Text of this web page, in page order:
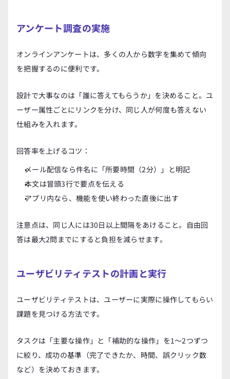
アンケート調査の実施
オンラインアンケートは、多くの人から数字を集めて傾向
を把握するのに便利です。
設計で大事なのは「誰に答えてもらうか」を決めること。ユ
ーザー属性ごとにリンクを分け、同じ人が何度も答えない
仕組みを入れます。
回答率を上げるコツ：
メール配信なら件名に「所要時間（2分）」と明記
本文は冒頭3行で要点を伝える
アプリ内なら、機能を使い終わった直後に出す
注意点は、同じ人には30日以上間隔をあけること。自由回
答は最大2問までにすると負担を減らせます。
ユーザビリティテストの計画と実行
ユーザビリティテストは、ユーザーに実際に操作してもらい
課題を見つける方法です。
タスクは「主要な操作」と「補助的な操作」を1〜2つずつ
に絞り、成功の基準（完了できたか、時間、誤クリック数
など）を決めておきます。